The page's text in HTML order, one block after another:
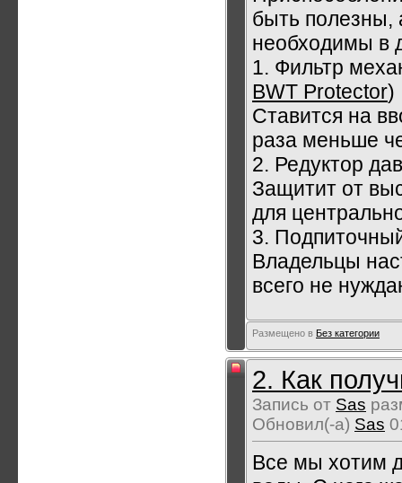
быть полезны,
необходимы в
1. Фильтр
BWT Protector)
Ставится на
раза меньше
2. Редуктор
Защитит от
для
3.
Владельцы
всего не
Размещено в Без категории
2. Как
Запись от Sas
Обновил(-а) Sas
Все мы хотим